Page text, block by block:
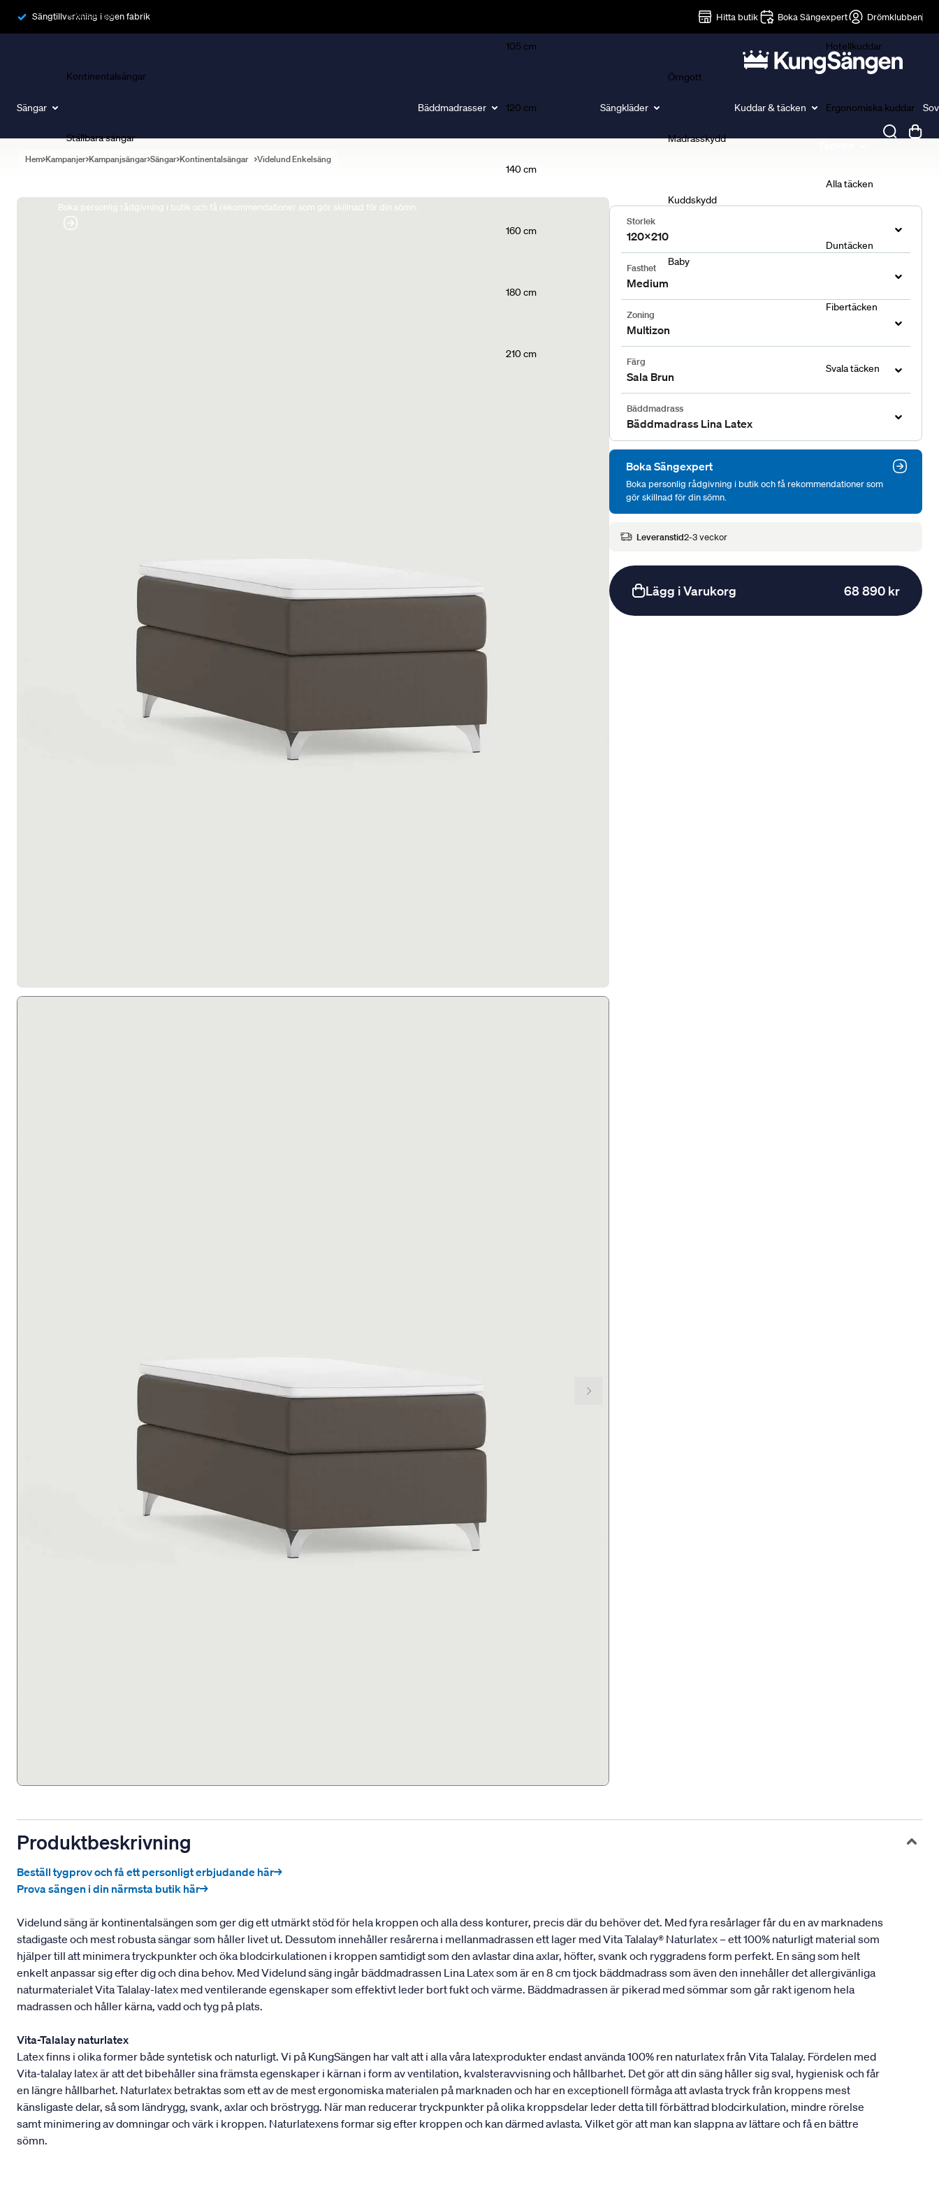
Sängtillverkning i egen fabrik Hitta butik Boka Sängexpert Drömklubben
Sängar
Ramsängar
Kontinentalsängar
Ställbara sängar
Boka personlig rådgivning i butik och få rekommendationer som gör skillnad för din sömn.
Bäddmadrasser
105 cm
120 cm
140 cm
160 cm
180 cm
210 cm
Sängkläder
Örngott
Madrasskydd
Kuddskydd
Baby
Kuddar & täcken
Hotellkuddar
Ergonomiska kuddar
Alla täcken
Duntäcken
Fibertäcken
Svala täcken
Hem Kampanjer Kampanjsängar Sängar Kontinentalsängar Videlund Enkelsäng
Storlek
120x210
Fasthet
Medium
Zoning
Multizon
Färg
Sala Brun
Bäddmadrass
Bäddmadrass Lina Latex
Boka Sängexpert
Boka personlig rådgivning i butik och få rekommendationer som
gör skillnad för din sömn.
Leveranstid2-3 veckor
Lägg i Varukorg 68 890 kr
Produktbeskrivning
Beställ tygprov och få ett personligt erbjudande här→
Prova sängen i din närmsta butik här→
Videlund säng är kontinentalsängen som ger dig ett utmärkt stöd för hela kroppen och alla dess konturer, precis där du behöver det. Med fyra resårlager får du en av marknadens
stadigaste och mest robusta sängar som håller livet ut. Dessutom innehåller resårerna i mellanmadrassen ett lager med Vita Talalay® Naturlatex – ett 100% naturligt material som
hjälper till att minimera tryckpunkter och öka blodcirkulationen i kroppen samtidigt som den avlastar dina axlar, höfter, svank och ryggradens form perfekt. En säng som helt
enkelt anpassar sig efter dig och dina behov. Med Videlund säng ingår bäddmadrassen Lina Latex som är en 8 cm tjock bäddmadrass som även den innehåller det allergivänliga
naturmaterialet Vita Talalay-latex med ventilerande egenskaper som effektivt leder bort fukt och värme. Bäddmadrassen är pikerad med sömmar som går rakt igenom hela
madrassen och håller kärna, vadd och tyg på plats.
Vita-Talalay naturlatex
Latex finns i olika former både syntetisk och naturligt. Vi på KungSängen har valt att i alla våra latexprodukter endast använda 100% ren naturlatex från Vita Talalay. Fördelen med
Vita-talalay latex är att det bibehåller sina främsta egenskaper i kärnan i form av ventilation, kvalsteravvisning och hållbarhet. Det gör att din säng håller sig sval, hygienisk och får
en längre hållbarhet. Naturlatex betraktas som ett av de mest ergonomiska materialen på marknaden och har en exceptionell förmåga att avlasta tryck från kroppens mest
känsligaste delar, så som ländrygg, svank, axlar och bröstrygg. När man reducerar tryckpunkter på olika kroppsdelar leder detta till förbättrad blodcirkulation, mindre rörelse
samt minimering av domningar och värk i kroppen. Naturlatexens formar sig efter kroppen och kan därmed avlasta. Vilket gör att man kan slappna av lättare och få en bättre
sömn.